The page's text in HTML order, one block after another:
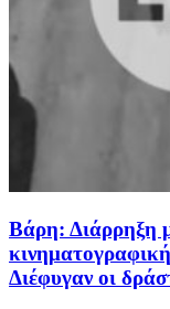
Βάρη: Διάρρηξη
Διέφυγαν οι